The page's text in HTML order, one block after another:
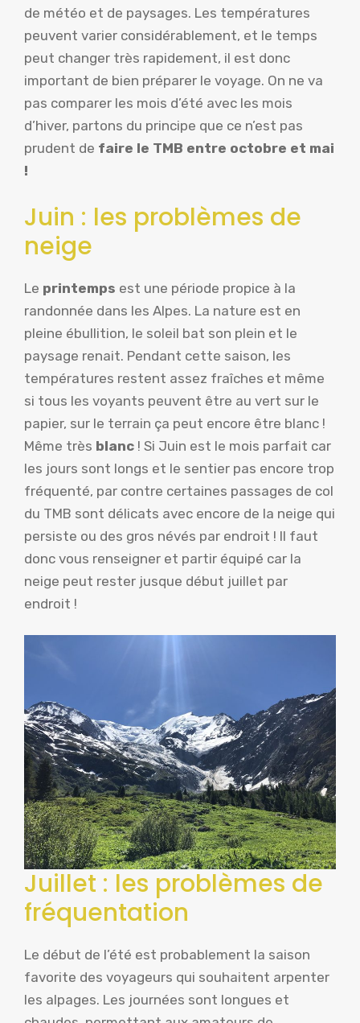
de météo et de paysages. Les températures
peuvent varier considérablement, et le temps
peut changer très rapidement, il est donc
important de bien préparer le voyage. On ne va
pas comparer les mois d’été avec les mois
d’hiver, partons du principe que ce n’est pas
prudent de faire le TMB entre octobre et mai
!
Juin : les problèmes de
neige
Le printemps est une période propice à la
randonnée dans les Alpes. La nature est en
pleine ébullition, le soleil bat son plein et le
paysage renait. Pendant cette saison, les
températures restent assez fraîches et même
si tous les voyants peuvent être au vert sur le
papier, sur le terrain ça peut encore être blanc !
Même très blanc ! Si Juin est le mois parfait car
les jours sont longs et le sentier pas encore trop
fréquenté, par contre certaines passages de col
du TMB sont délicats avec encore de la neige qui
persiste ou des gros névés par endroit ! Il faut
donc vous renseigner et partir équipé car la
neige peut rester jusque début juillet par
endroit !
Juillet : les problèmes de
fréquentation
Le début de l’été est probablement la saison
favorite des voyageurs qui souhaitent arpenter
les alpages. Les journées sont longues et